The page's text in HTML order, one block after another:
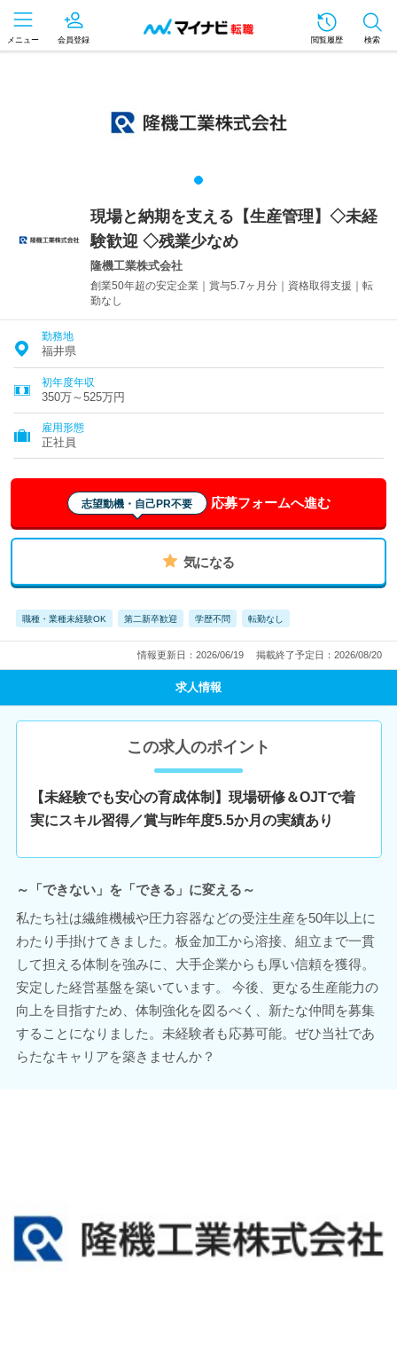
メニュー 会員登録 閲覧履歴 検索
現場と納期を支える【生産管理】◇未経
験歓迎 ◇残業少なめ
隆機工業株式会社
創業50年超の安定企業｜賞与5.7ヶ月分｜資格取得支援｜転
勤なし
勤務地
福井県
初年度年収
350万～525万円
雇用形態
正社員
志望動機・自己PR不要 応募フォームへ進む
気になる
職種・業種未経験OK 第二新卒歓迎 学歴不問 転勤なし
情報更新日：2026/06/19 掲載終了予定日：2026/08/20
求人情報
この求人のポイント
【未経験でも安心の育成体制】現場研修＆OJTで着
実にスキル習得／賞与昨年度5.5か月の実績あり
～「できない」を「できる」に変える～
私たち社は繊維機械や圧力容器などの受注生産を50年以上に
わたり手掛けてきました。板金加工から溶接、組立まで一貫
して担える体制を強みに、大手企業からも厚い信頼を獲得。
安定した経営基盤を築いています。 今後、更なる生産能力の
向上を目指すため、体制強化を図るべく、新たな仲間を募集
することになりました。未経験者も応募可能。ぜひ当社であ
らたなキャリアを築きませんか？